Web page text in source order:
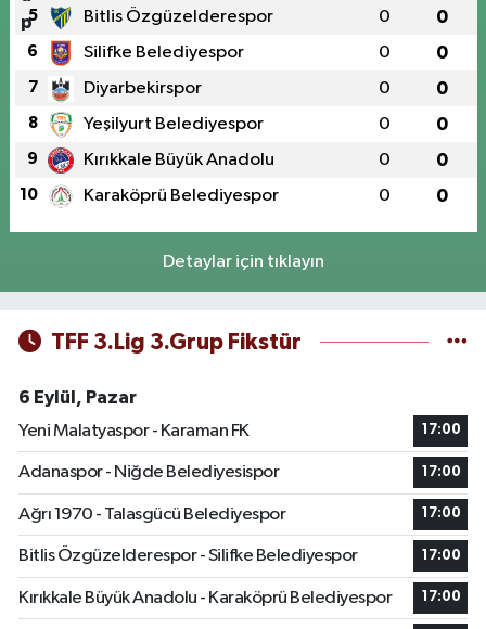
5 Bitlis Özgüzelderespor 0 0
6 Silifke Belediyespor 0 0
7 Diyarbekirspor 0 0
8 Yeşilyurt Belediyespor 0 0
9 Kırıkkale Büyük Anadolu 0 0
10 Karaköprü Belediyespor 0 0
Detaylar için tıklayın
TFF 3.Lig 3.Grup Fikstür
6 Eylül, Pazar
Yeni Malatyaspor - Karaman FK
17:00
Adanaspor - Niğde Belediyesispor 17:00
Ağrı 1970 - Talasgücü Belediyespor 17:00
Bitlis Özgüzelderespor - Silifke Belediyespor 17:00
Kırıkkale Büyük Anadolu - Karaköprü Belediyespor 17:00